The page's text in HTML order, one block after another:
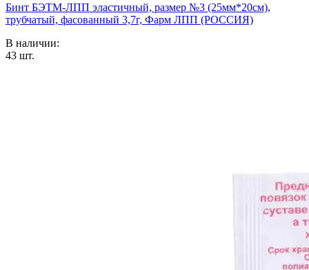
Бинт БЭТМ-ЛПП эластичный, размер №3 (25мм*20см),
трубчатый, фасованный 3,7г, Фарм ЛПП (РОССИЯ)
В наличии:
43 шт.